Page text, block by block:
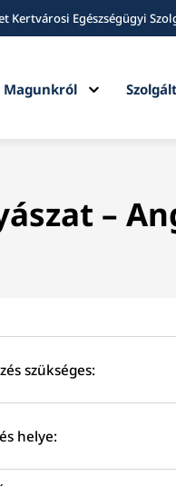
Kertvárosi Egészségügyi
Magunkról
Expand
–
szükséges:
helye: